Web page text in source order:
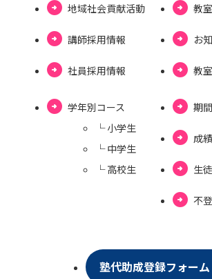
地域社会貢献活動
講師採用情報
社員採用情報
教
お
教
学年別コース
└ ⼩学⽣
└ 中学⽣
└ ⾼校⽣
期
成
⽣
不
塾代助成登録フォーム